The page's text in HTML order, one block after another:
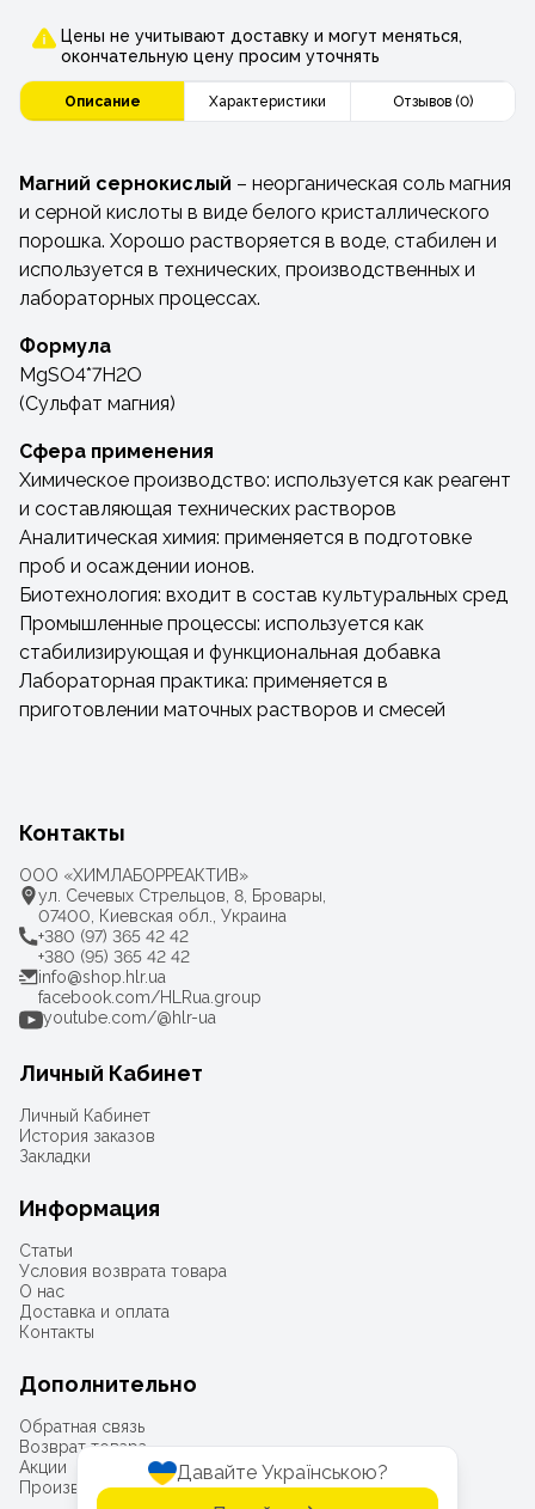
Давайте Українською?
Цены не учитывают доставку и могут меняться,
окончательную цену просим уточнять
Описание Характеристики Отзывов (0)
Магний сернокислый – неорганическая соль магния
и серной кислоты в виде белого кристаллического
порошка. Хорошо растворяется в воде, стабилен и
используется в технических, производственных и
лабораторных процессах.
Формула
MgSO4*7H2O
(Сульфат магния)
Сфера применения
Химическое производство: используется как реагент
и составляющая технических растворов
Аналитическая химия: применяется в подготовке
проб и осаждении ионов.
Биотехнология: входит в состав культуральных сред
Промышленные процессы: используется как
стабилизирующая и функциональная добавка
Лабораторная практика: применяется в
приготовлении маточных растворов и смесей
Контакты
ООО «ХИМЛАБОРРЕАКТИВ»
ул. Сечевых Стрельцов, 8, Бровары,
07400, Киевская обл., Украина
+380 (97) 365 42 42
+380 (95) 365 42 42
info@shop.hlr.ua
facebook.com/HLRua.group
youtube.com/@hlr-ua
Личный Кабинет
Личный Кабинет
История заказов
Закладки
Информация
Статьи
Условия возврата товара
О нас
Доставка и оплата
Контакты
Дополнительно
Обратная связь
Возврат товара
Акции
Производители